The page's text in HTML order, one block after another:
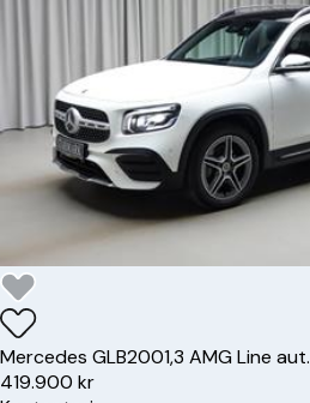
Mercedes GLB2001,3 AMG Line aut.
419.900 kr